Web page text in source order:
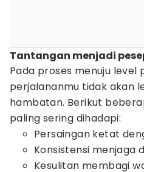
Tantangan menjadi
Pada proses menuju level
perjalananmu tidak akan
hambatan. Berikut
paling sering dihadapi:
Persaingan ketat
Konsistensi menjaga
Kesulitan membagi